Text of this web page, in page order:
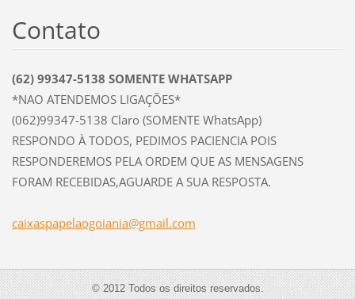
Contato
(62) 99347-5138 SOMENTE WHATSAPP
*NAO ATENDEMOS LIGAÇÕES*
(062)99347-5138 Claro (SOMENTE WhatsApp)
RESPONDO À TODOS, PEDIMOS PACIENCIA POIS
RESPONDEREMOS PELA ORDEM QUE AS MENSAGENS
FORAM RECEBIDAS,AGUARDE A SUA RESPOSTA.
caixaspapelaogoiania@gmail.com
© 2012 Todos os direitos reservados.